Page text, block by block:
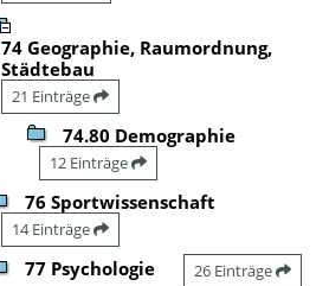
74 Geographie, Raumordnung,
Städtebau
21 Einträge
74.80 Demographie
12 Einträge
76 Sportwissenschaft
14 Einträge
77 Psychologie 26 Einträge